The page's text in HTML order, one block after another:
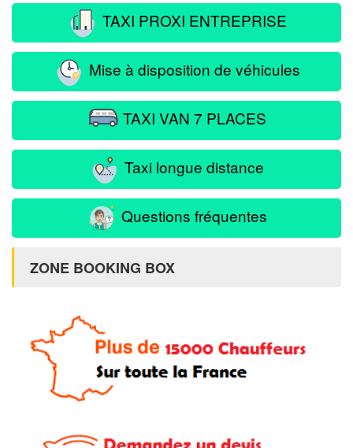
TAXI PROXI ENTREPRISE
Mise à disposition de véhicules
TAXI VAN 7 PLACES
Taxi longue distance
Questions fréquentes
ZONE BOOKING BOX